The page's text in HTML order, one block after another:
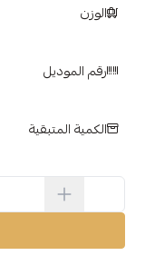
الوزن
رقم الموديل
الكمية المتبقية